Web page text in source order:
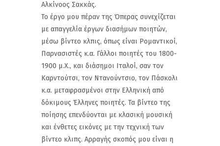
Αλκίνοος Σακκάς.
Το έργο μου πέραν της Όπερας συνεχίζεται
με απαγγελία έργων διασήμων ποιητών,
μέσω βίντεο κλπις, όπως είναι Ρομαντικοί,
Παρνασιστές κ.α. Γάλλοι ποιητές του 1800-
1900 μ.Χ., και διάσημοι Ιταλοί, σαν τον
Καρντούτσι, τον Ντανούντσιο, τον Πάσκολι
κ.α. μεταφρασμένοι στην Ελληνική από
δόκιμους Έλληνες ποιητές. Τα βίντεο της
ποίησης επενδύονται με κλασική μουσική
και ένθετες εικόνες με την τεχνική των
βίντεο κλιπς. Αρραγής σκοπός μου είναι η